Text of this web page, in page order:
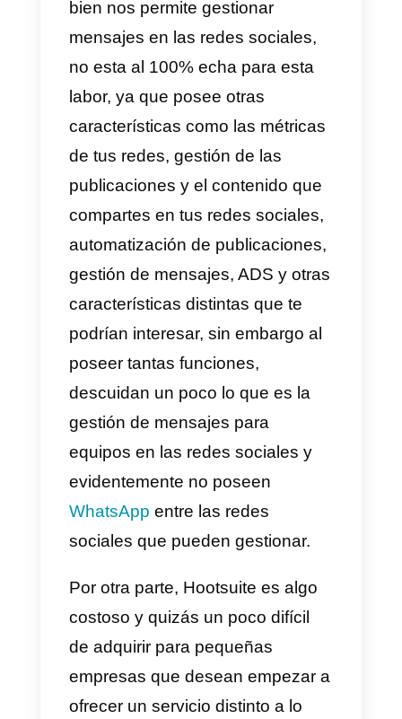
los chats de diferentes redes
sociales como WhatsApp,
Telegram, Instagram o
chats multiagentes incluso con
WhatsApp, estadísticas de
mensajería, estadísticas de tu
negocio, estadísticas de tus
agentes.
AunqueCallbellno tiene
integraciones, se encuentran
constantemente mejorando y
creando nuevas herramientas
que te ayudaran con tu negocio,
elsoporte al usuario
bueno y siempre están
dispuestos a ayudarte, por
la estética de la plataforma es
minimalista y muy agradable a la
vista, sin duda es una excelente